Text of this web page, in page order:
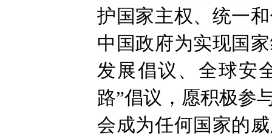
护国家主权、统一
中国政府为实现国
发展倡议、全球安
路”倡议，愿积极参
会成为任何国家的